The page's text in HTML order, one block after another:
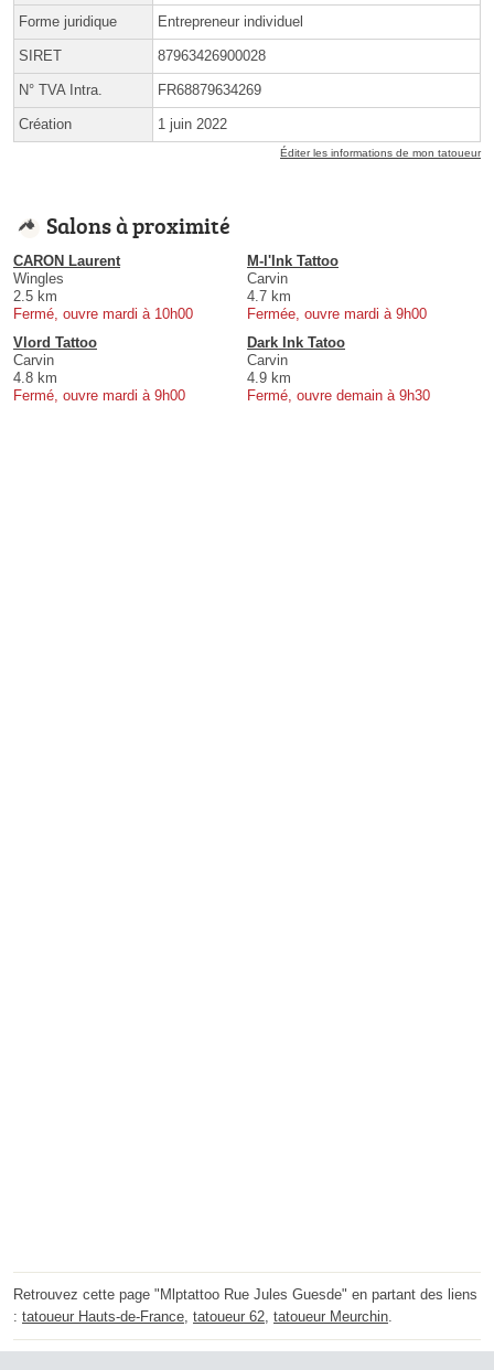
Forme juridique Entrepreneur individuel
SIRET 87963426900028
N° TVA Intra. FR68879634269
Création 1 juin 2022
Éditer les informations de mon tatoueur
Salons à proximité
CARON Laurent
Wingles
2.5 km
Fermé, ouvre mardi à 10h00
M-l'Ink Tattoo
Carvin
4.7 km
Fermée, ouvre mardi à 9h00
Vlord Tattoo
Carvin
4.8 km
Fermé, ouvre mardi à 9h00
Dark Ink Tatoo
Carvin
4.9 km
Fermé, ouvre demain à 9h30
Retrouvez cette page "Mlptattoo Rue Jules Guesde" en partant des liens
: tatoueur Hauts-de-France tatoueur 62 tatoueur Meurchin